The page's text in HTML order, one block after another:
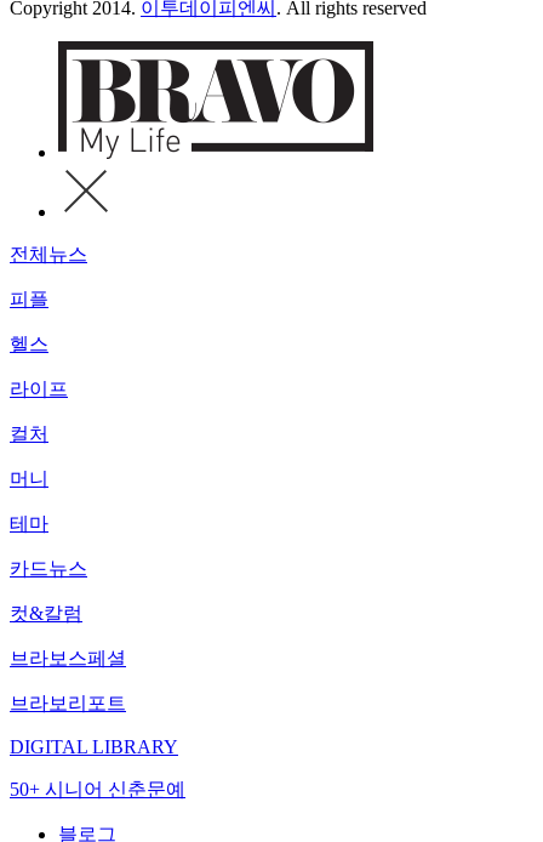
Copyright 2014. 이투데이피엔씨 . All rights reserved
전체뉴스
피플
헬스
라이프
컬처
머니
테마
카드뉴스
컷&칼럼
브라보스페셜
브라보리포트
DIGITAL LIBRARY
50+ 시니어 신춘문예
블로그